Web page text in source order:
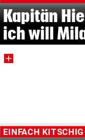
Kapitän
ich will
EINFACH KITSCHIG